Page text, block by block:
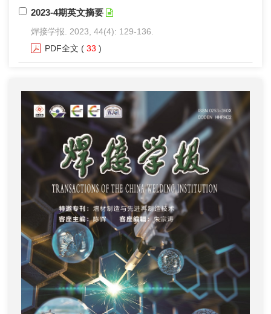
2023-4期英文摘要
焊接学报. 2023, 44(4): 129-136.
PDF全文 ( 33 )